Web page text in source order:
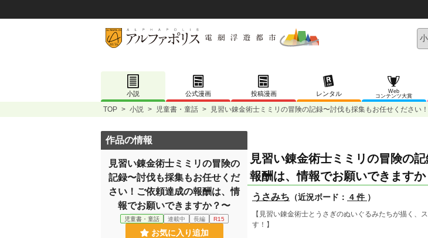
小説 公式漫画 投稿漫画 レンタル
Web
コンテンツ大賞
TOP > 小説 > 児童書・童話 > 見習い錬金術士ミミリの冒険の記録〜討伐も採集もお任せください
見習い錬金術士ミミリの冒険の
報酬は、情報でお願いできます
うさみち （近況ボード： 4 件 ）
【見習い錬金術士とうさぎのぬいぐるみたちが描く、
す！】
作品の情報
見習い錬金術士ミミリの冒険の
記録〜討伐も採集もお任せくだ
さい！ご依頼達成の報酬は、情
報でお願いできますか？〜
児童書・童話 連載中 長編 R15
お気に入り追加